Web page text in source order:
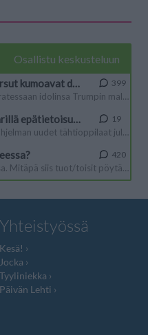
Yhteistyössä
Kesä!
Jocka
Tyyliniekka
Päivän Lehti